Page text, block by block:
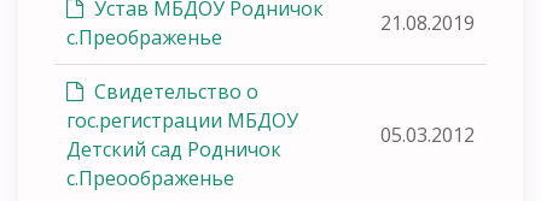
Устав МБДОУ Родничок
с.Преображенье
21.08.2019
Свидетельство о
гос.регистрации МБДОУ
Детский сад Родничок
с.Преоображенье
05.03.2012